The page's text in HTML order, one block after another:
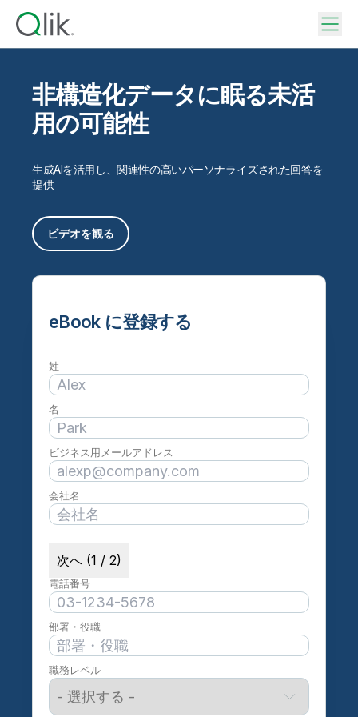
非構造化データに眠る未活
用の可能性
生成AIを活用し、関連性の高いパーソナライズされた回答を
提供
ビデオを観る
eBook に登録する
姓
名
ビジネス用メールアドレス
会社名
次へ (1 / 2)
電話番号
部署・役職
職務レベル